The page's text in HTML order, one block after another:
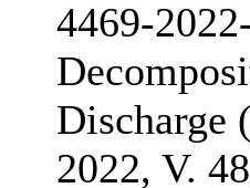
4469-
Discharge
2022, V.